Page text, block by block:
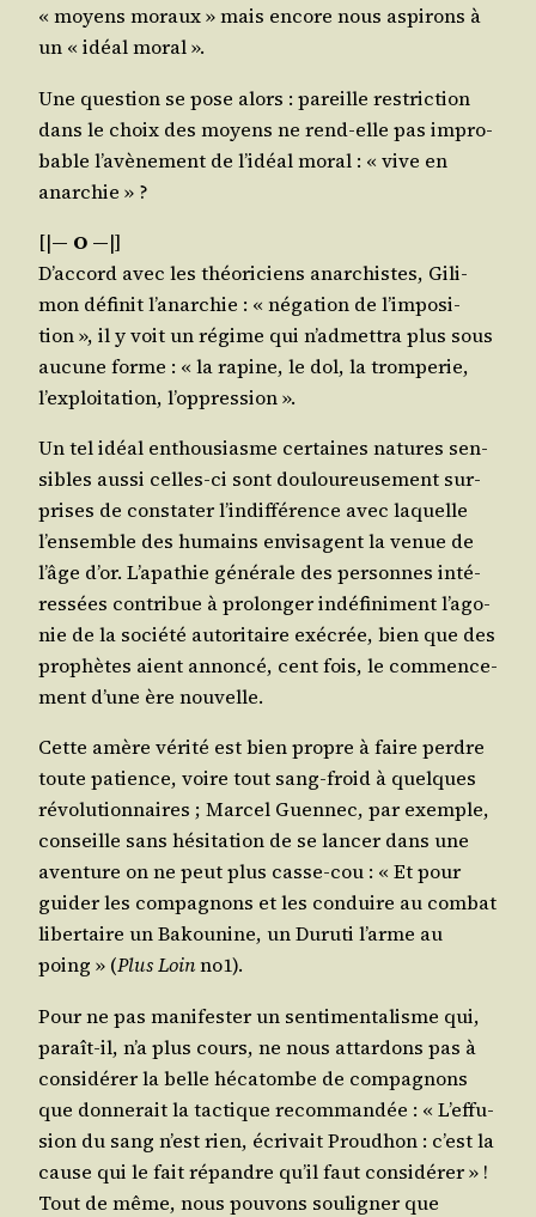
« moyens moraux » mais encore nous aspi­rons à
un « idéal moral ».
Une ques­tion se pose alors : pareille res­tric­tion
dans le choix des moyens ne rend-elle pas impro­
bable l’a­vè­ne­ment de l’i­déal moral : « vive en
anarchie » ?
[|― O ―|]
D’ac­cord avec les théo­ri­ciens anar­chistes, Gili­
mon défi­nit l’a­nar­chie : « néga­tion de l’im­po­si­
tion », il y voit un régime qui n’ad­met­tra plus sous
aucune forme : « la rapine, le dol, la trom­pe­rie,
l’ex­ploi­ta­tion, l’oppression ».
Un tel idéal enthou­siasme cer­taines natures sen­
sibles aus­si celles-ci sont dou­lou­reu­se­ment sur­
prises de consta­ter l’in­dif­fé­rence avec laquelle
l’en­semble des humains envi­sagent la venue de
l’âge d’or. L’a­pa­thie géné­rale des per­sonnes inté­
res­sées contri­bue à pro­lon­ger indé­fi­ni­ment l’a­go­
nie de la socié­té auto­ri­taire exé­crée, bien que des
pro­phètes aient annon­cé, cent fois, le com­men­ce­
ment d’une ère nouvelle.
Cette amère véri­té est bien propre à faire perdre
toute patience, voire tout sang-froid à quelques
révo­lu­tion­naires ; Mar­cel Guen­nec, par exemple,
conseille sans hési­ta­tion de se lan­cer dans une
aven­ture on ne peut plus casse-cou : « Et pour
gui­der les com­pa­gnons et les conduire au com­bat
liber­taire un Bakou­nine, un Duru­ti l’arme au
poing » (Plus Loinno1).
Pour ne pas mani­fes­ter un sen­ti­men­ta­lisme qui,
paraît-il, n’a plus cours, ne nous attar­dons pas à
consi­dé­rer la belle héca­tombe de com­pa­gnons
que don­ne­rait la tac­tique recom­man­dée : « L’ef­fu­
sion du sang n’est rien, écri­vait Prou­dhon : c’est la
cause qui le fait répandre qu’il faut consi­dé­rer » !
Tout de même, nous pou­vons sou­li­gner que